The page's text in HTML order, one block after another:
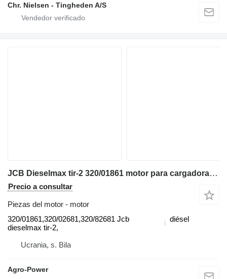
Chr. Nielsen - Tingheden A/S
JCB Dieselmax tir-2 320/01861 motor para cargadora telescópica
Precio a consultar
Piezas del motor - motor
320/01861,320/02681,320/82681 Jcb
dieselmax tir-2,
diésel
Ucrania, s. Bila
Agro-Power